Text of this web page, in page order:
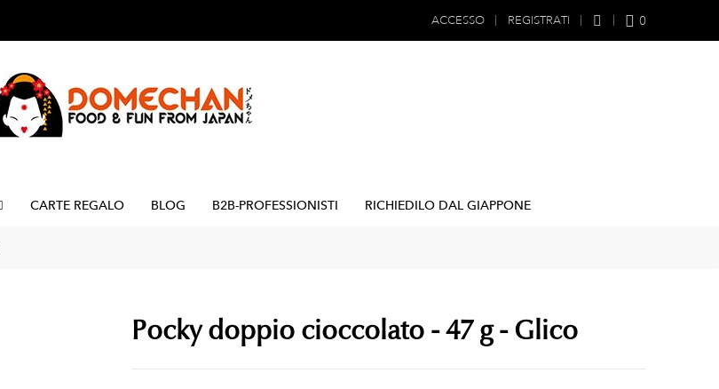
ACCESSO REGISTRATI 0
CARTE REGALO BLOG B2B-PROFESSIONISTI RICHIEDILO DAL GIAPPONE
Pocky doppio cioccolato - 47 g - Glico